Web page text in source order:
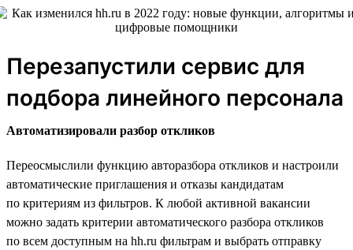
Перезапустили сервис для
подбора линейного персонала
Автоматизировали разбор откликов
Переосмыслили функцию авторазбора откликов и настроили
автоматические приглашения и отказы кандидатам
по критериям из фильтров. К любой активной вакансии
можно задать критерии автоматического разбора откликов
по всем доступным на hh.ru фильтрам и выбрать отправку